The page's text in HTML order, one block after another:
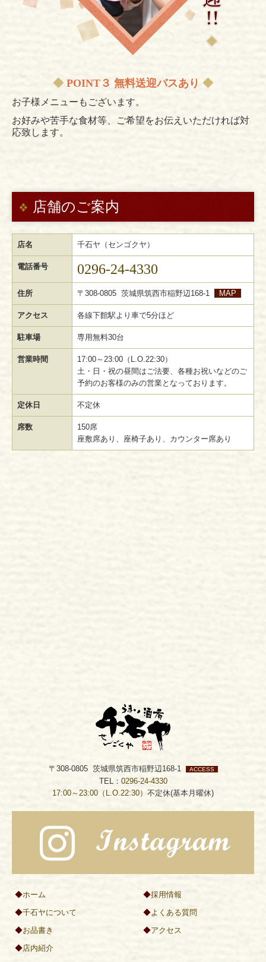
◆ POINT３ 無料送迎バスあり ◆
お子様メニューもございます。
お好みや苦手な食材等、ご希望をお伝えいただければ対
応致します。
店舗のご案内
店名 千石ヤ（センゴクヤ）
電話番号 0296-24-4330
住所 〒308-0805 茨城県筑西市稲野辺168-1 MAP
アクセス 各線下館駅より車で5分ほど
駐車場 専用無料30台
営業時間
17:00～23:00（L.O.22:30）
土・日・祝の昼間はご法要、各種お祝いなどのご
予約のお客様のみの営業となっております。
定休日 不定休
席数
150席
座敷席あり、座椅子あり、カウンター席あり
〒308-0805 茨城県筑西市稲野辺168-1 ACCESS
TEL： 0296-24-4330
17:00～23:00（L.O.22:30） 不定休(基本月曜休)
◆ホーム ◆採用情報
◆千石ヤについて ◆よくある質問
◆お品書き ◆アクセス
◆店内紹介